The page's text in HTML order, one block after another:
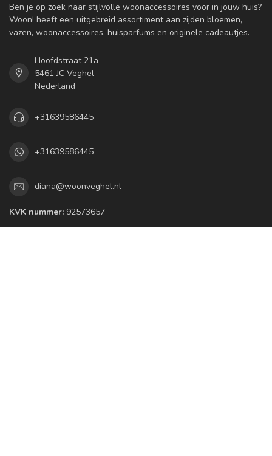
Ben je op zoek naar stijlvolle woonaccessoires voor in jouw huis?
Woon! heeft een uitgebreid assortiment aan zijden bloemen,
vazen, woonaccessoires, huisparfums en originele cadeautjes.
Hoofdstraat 21a
5461 JC Veghel
Nederland
+31639586445
+31639586445
diana@woonveghel.nl
KVK nummer: 92573657